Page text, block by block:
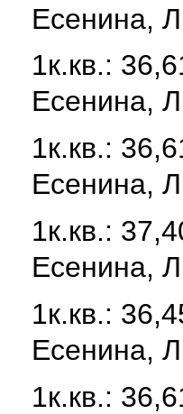
Есенина,
1к.кв.:
Есенина,
1к.кв.:
Есенина,
1к.кв.:
Есенина,
1к.кв.:
Есенина,
1к.кв.: